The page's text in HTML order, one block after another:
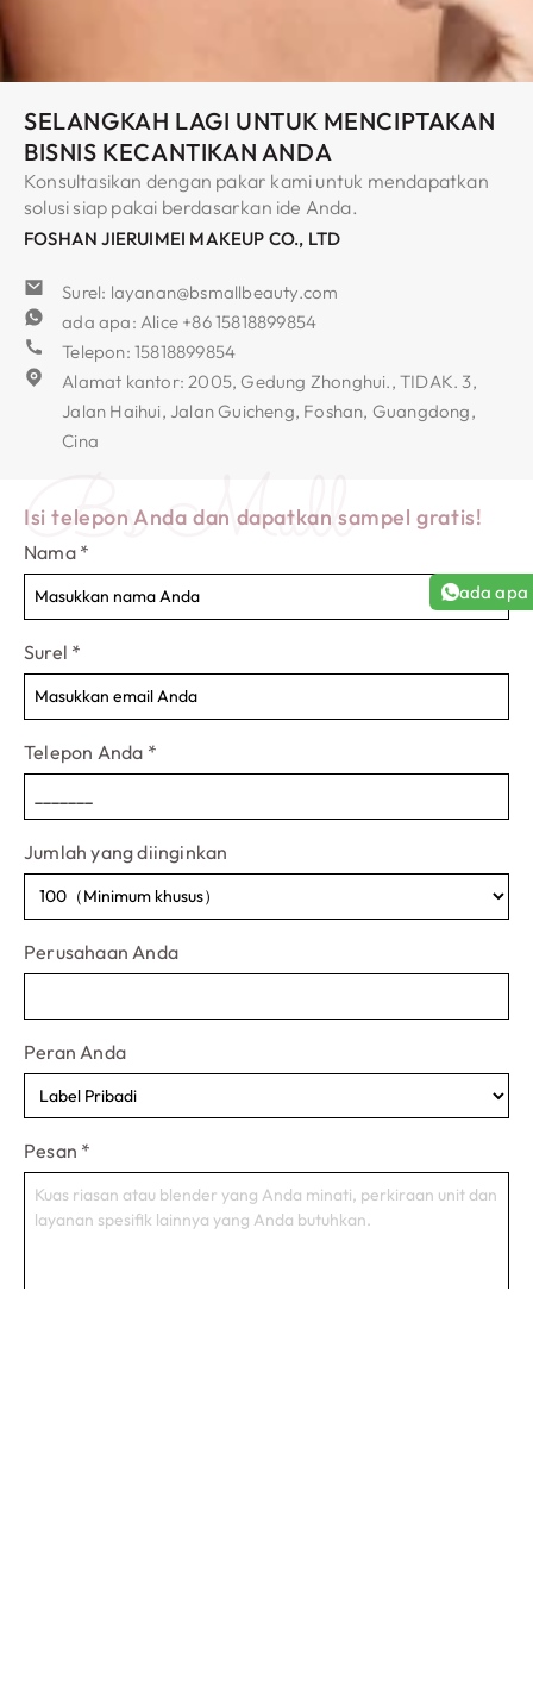
SELANGKAH LAGI UNTUK MENCIPTAKAN
BISNIS KECANTIKAN ANDA
Konsultasikan dengan pakar kami untuk mendapatkan
solusi siap pakai berdasarkan ide Anda.
FOSHAN JIERUIMEI MAKEUP CO., LTD
Surel: layanan@bsmallbeauty.com
ada apa: Alice +86 15818899854
Telepon: 15818899854
Alamat kantor: 2005, Gedung Zhonghui., TIDAK. 3,
Jalan Haihui, Jalan Guicheng, Foshan, Guangdong,
Cina
Bs Mall
Isi telepon Anda dan dapatkan sampel gratis!
Nama *
Surel *
Telepon Anda *
Jumlah yang diinginkan
Perusahaan Anda
Peran Anda
Pesan *
ada apa